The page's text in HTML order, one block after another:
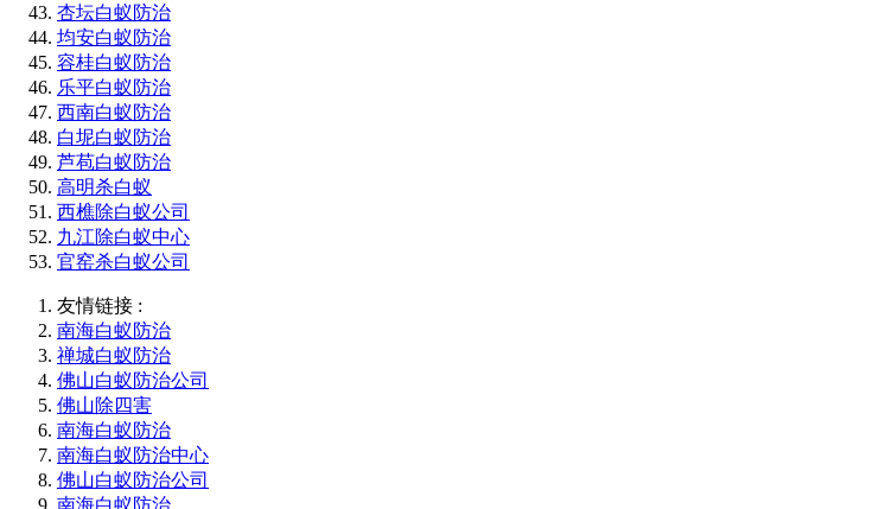
杏坛白蚁防治
均安白蚁防治
容桂白蚁防治
乐平白蚁防治
西南白蚁防治
白坭白蚁防治
芦苞白蚁防治
高明杀白蚁
西樵除白蚁公司
九江除白蚁中心
官窑杀白蚁公司
友情链接 :
南海白蚁防治
禅城白蚁防治
佛山白蚁防治公司
佛山除四害
南海白蚁防治
南海白蚁防治中心
佛山白蚁防治公司
南海白蚁防治